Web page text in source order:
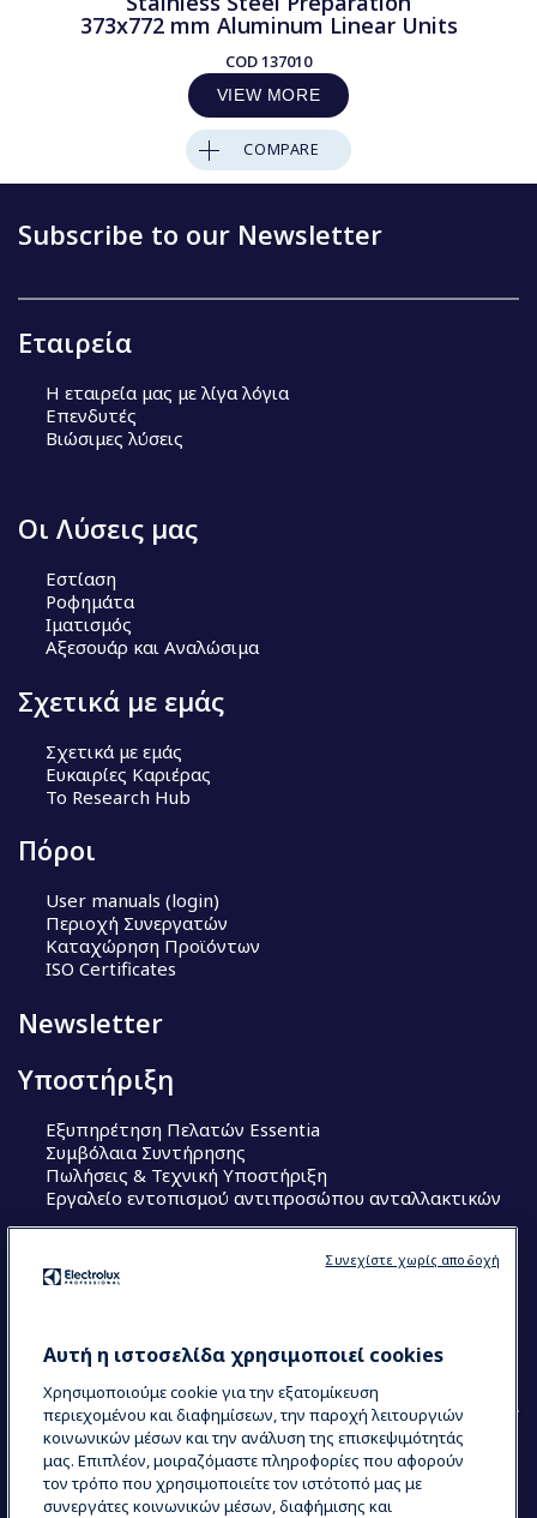
373x772 mm Aluminum Linear Units
COD137010
VIEW MORE
COMPARE
Subscribe to our Newsletter
Εταιρεία
Η εταιρεία μας με λίγα λόγια
Επενδυτές
Βιώσιμες λύσεις
Οι Λύσεις μας
Εστίαση
Ροφημάτα
Ιματισμός
Αξεσουάρ και Αναλώσιμα
Σχετικά με εμάς
Σχετικά με εμάς
Ευκαιρίες Καριέρας
Το Research Hub
Πόροι
User manuals (login)
Περιοχή Συνεργατών
Καταχώρηση Προϊόντων
ISO Certificates
Newsletter
Υποστήριξη
Εξυπηρέτηση Πελατών Essentia
Συμβόλαια Συντήρησης
Πωλήσεις & Τεχνική Υποστήριξη
Εργαλείο εντοπισμού αντιπροσώπου ανταλλακτικών
Electrolux Professional Ακαδημία Chef
COUNTRY AND LANGUAGE
Αυτή η ιστοσελίδα χρησιμοποιεί cookies
Χρησιμοποιούμε cookie για την εξατομίκευση
περιεχομένου και διαφημίσεων, την παροχή λειτουργιών
κοινωνικών μέσων και την ανάλυση της επισκεψιμότητάς
μας. Επιπλέον, μοιραζόμαστε πληροφορίες που αφορούν
τον τρόπο που χρησιμοποιείτε τον ιστότοπό μας με
συνεργάτες κοινωνικών μέσων, διαφήμισης και
Συνεχίστε χωρίς αποδοχή